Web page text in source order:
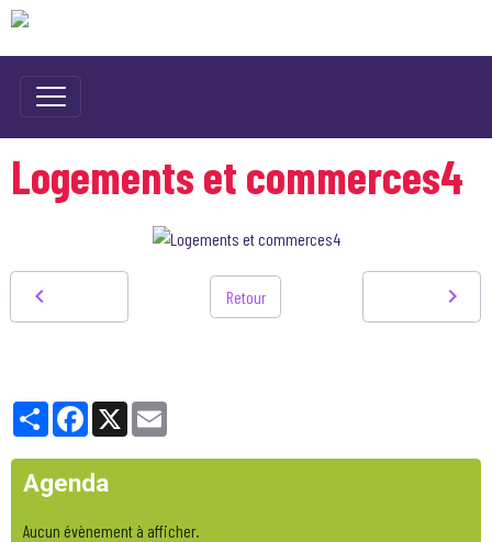
Logements et commerces4
Retour
PartagerFacebook
X
Agenda
Aucun évènement à afficher.